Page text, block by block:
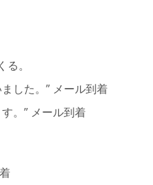
。
した。” メール到着
。” メール到着